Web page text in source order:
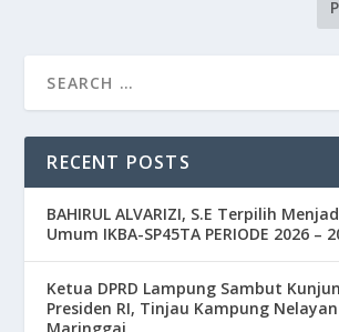
RECENT POSTS
BAHIRUL ALVARIZI, S.E Terpilih
Umum IKBA-SP45TA PERIODE 2026 –
Ketua DPRD Lampung Sambut
Presiden RI, Tinjau Kampung
Maringgai